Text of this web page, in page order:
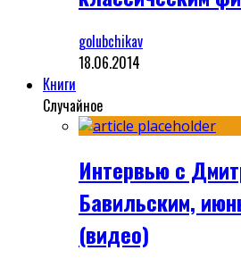
golubchikav
18.06.2014
Книги
Случайное
Интервью с
Бавильским,
(видео)